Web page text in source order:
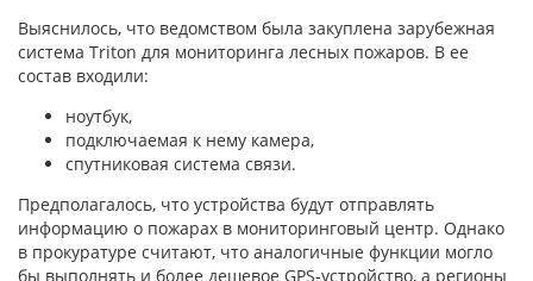
Выяснилось, что ведомством была закуплена зарубежная
система Triton для мониторинга лесных пожаров. В ее
состав входили:
ноутбук,
подключаемая к нему камера,
спутниковая система связи.
Предполагалось, что устройства будут отправлять
информацию о пожарах в мониторинговый центр. Однако
в прокуратуре считают, что аналогичные функции могло
бы выполнять и более дешевое GPS-устройство, а регионы